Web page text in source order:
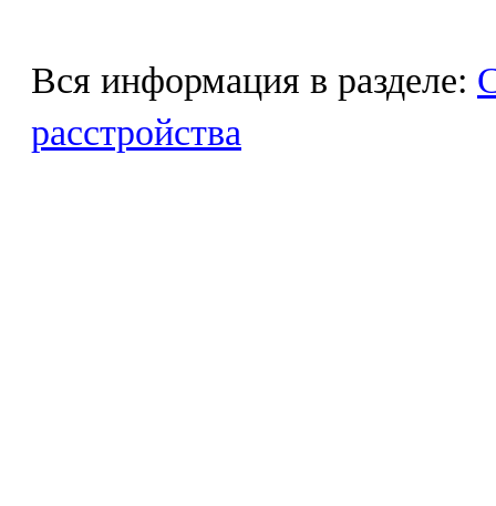
Вся информация в разделе:
расстройства